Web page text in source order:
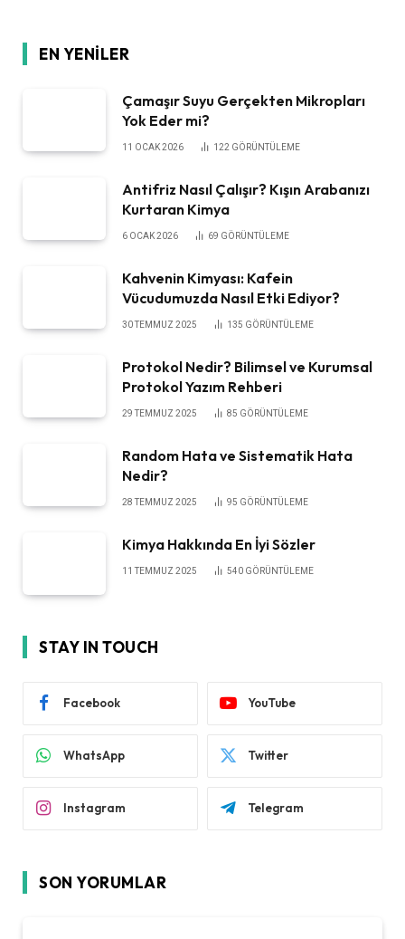
EN YENILER
Çamaşır Suyu Gerçekten Mikropları
Yok Eder mi?
11 OCAK 2026 122 GÖRÜNTÜLEME
Antifriz Nasıl Çalışır? Kışın Arabanızı
Kurtaran Kimya
6 OCAK 2026 69 GÖRÜNTÜLEME
Kahvenin Kimyası: Kafein
Vücudumuzda Nasıl Etki Ediyor?
30 TEMMUZ 2025 135 GÖRÜNTÜLEME
Protokol Nedir? Bilimsel ve Kurumsal
Protokol Yazım Rehberi
29 TEMMUZ 2025 85 GÖRÜNTÜLEME
Random Hata ve Sistematik Hata
Nedir?
28 TEMMUZ 2025 95 GÖRÜNTÜLEME
Kimya Hakkında En İyi Sözler
11 TEMMUZ 2025 540 GÖRÜNTÜLEME
STAY IN TOUCH
Facebook YouTube
WhatsApp Twitter
Instagram Telegram
SON YORUMLAR